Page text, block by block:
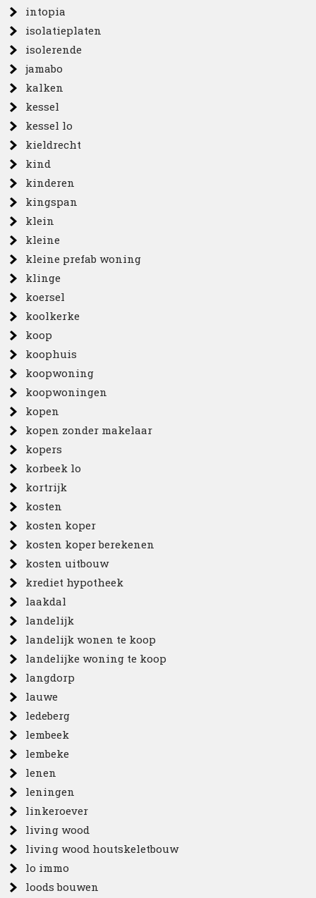
intopia
isolatieplaten
isolerende
jamabo
kalken
kessel
kessel lo
kieldrecht
kind
kinderen
kingspan
klein
kleine
kleine prefab woning
klinge
koersel
koolkerke
koop
koophuis
koopwoning
koopwoningen
kopen
kopen zonder makelaar
kopers
korbeek lo
kortrijk
kosten
kosten koper
kosten koper berekenen
kosten uitbouw
krediet hypotheek
laakdal
landelijk
landelijk wonen te koop
landelijke woning te koop
langdorp
lauwe
ledeberg
lembeek
lembeke
lenen
leningen
linkeroever
living wood
living wood houtskeletbouw
lo immo
loods bouwen